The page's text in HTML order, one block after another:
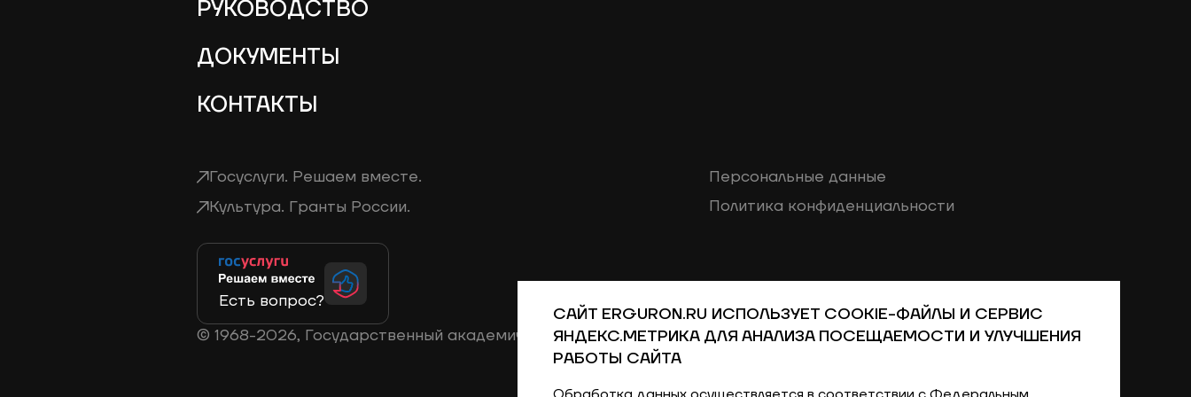
РУКОВОДСТВО
ДОКУМЕНТЫ
КОНТАКТЫ
Госуслуги. Решаем вместе.
Культура. Гранты России.
Есть вопрос?
Персональные данные
Политика конфиденциальности
© 1968-2026, Государственный академический чукотско-эскимосский ансамбль «Эргырон».
САЙТ ERGURON.RU ИСПОЛЬЗУЕТ COOKIE-ФАЙЛЫ И СЕРВИС
ЯНДЕКС.МЕТРИКА ДЛЯ АНАЛИЗА ПОСЕЩАЕМОСТИ И УЛУЧШЕНИЯ
РАБОТЫ САЙТА